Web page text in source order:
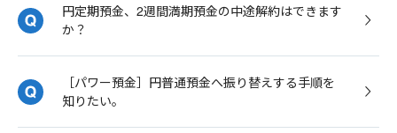
円定期預金、2週間満期預金の中途解約はできます
か？
［パワー預金］円普通預金へ振り替えする手順を
知りたい。